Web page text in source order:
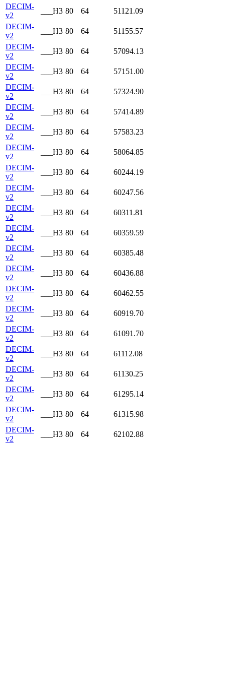
DECIM-
v2
___H3 80 64
51121.09
DECIM-
v2
___H3 80 64
51155.57
DECIM-
v2
___H3 80 64
57094.13
DECIM-
v2
___H3 80 64
57151.00
DECIM-
v2
___H3 80 64
57324.90
DECIM-
v2
___H3 80 64
57414.89
DECIM-
v2
___H3 80 64
57583.23
DECIM-
v2
___H3 80 64
58064.85
DECIM-
v2
___H3 80 64
60244.19
DECIM-
v2
___H3 80 64
60247.56
DECIM-
v2
___H3 80 64
60311.81
DECIM-
v2
___H3 80 64
60359.59
DECIM-
v2
___H3 80 64
60385.48
DECIM-
v2
___H3 80 64
60436.88
DECIM-
v2
___H3 80 64
60462.55
DECIM-
v2
___H3 80 64
60919.70
DECIM-
v2
___H3 80 64
61091.70
DECIM-
v2
___H3 80 64
61112.08
DECIM-
v2
___H3 80 64
61130.25
DECIM-
v2
___H3 80 64
61295.14
DECIM-
v2
___H3 80 64
61315.98
DECIM-
v2
___H3 80 64 62102.88